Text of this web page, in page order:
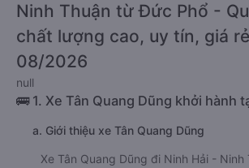
Ninh Thuận từ Đức Phổ -
chất lượng cao, uy tín, giá
08/2026
null
🚌 1. Xe Tân Quang Dũng khởi hành
a. Giới thiệu xe Tân Quang Dũng
Xe Tân Quang Dũng đi Ninh Hải -